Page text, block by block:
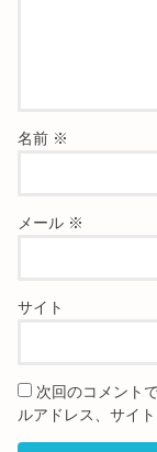
名前 ※
メール ※
サイト
次回のコメント
ルアドレス、サイト